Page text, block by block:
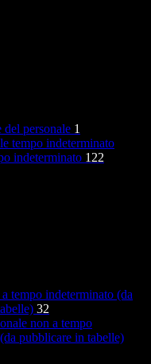
del personale 1
tempo indeterminato
indeterminato 122
tempo indeterminato (da
32
non a tempo
pubblicare in tabelle)